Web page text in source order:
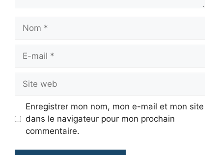
mail
web
Enregistrer mon nom, mon e-mail et mon site
dans le navigateur pour mon prochain
commentaire.